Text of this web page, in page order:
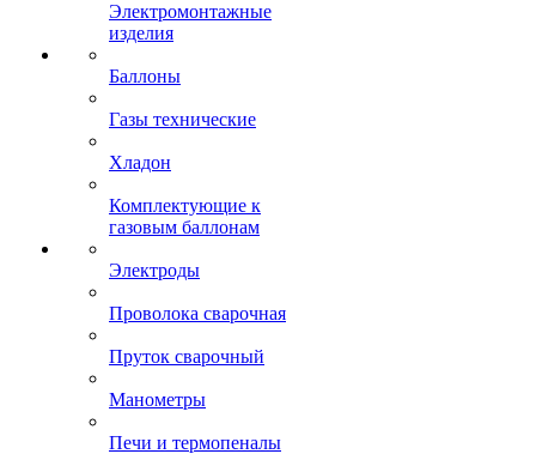
Электромонтажные
изделия
Баллоны
Газы технические
Хладон
Комплектующие к
газовым баллонам
Электроды
Проволока сварочная
Пруток сварочный
Манометры
Печи и термопеналы